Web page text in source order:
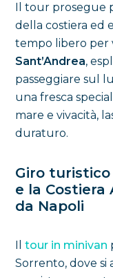
Il tour prosegue
della costiera ed
tempo libero per
Sant’Andrea,
passeggiare sul
una fresca
mare e vivacità,
duraturo.
Giro
e la
da Napoli
Il tour in minivan
Sorrento, dove si